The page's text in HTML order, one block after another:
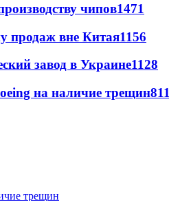
чипов1471
продаж вне Китая1156
завод в Украине1128
на наличие трещин811